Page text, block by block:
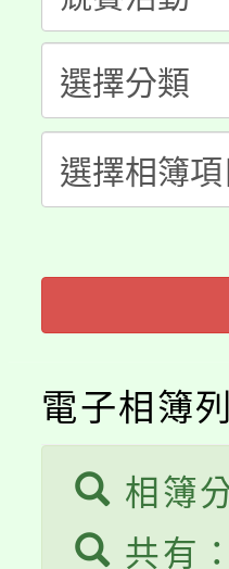
告(尚有
場熱烈
8/21下
徵才活動
局官網
8月14
開!
115年
視費優
者。
大園自
份教師
淨零綠
會
電子相簿
相簿
共有